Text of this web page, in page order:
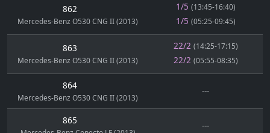
862
Mercedes-Benz O530 CNG II (2013)
1/5 (13:45-16:40)
1/5 (05:25-09:45)
863
Mercedes-Benz O530 CNG II (2013)
22/2 (14:25-17:15)
22/2 (05:55-08:35)
864
Mercedes-Benz O530 CNG II (2013)
---
865 ---